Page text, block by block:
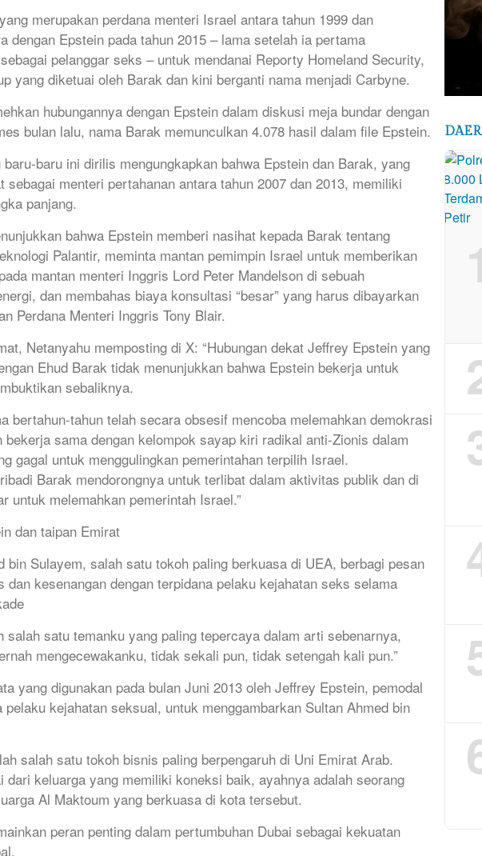
merupakan perdana menteri Israel antara tahun 1999 dan
dengan Epstein pada tahun 2015 – lama setelah ia pertama
pelanggar seks – untuk mendanai Reporty Homeland Security,
yang diketuai oleh Barak dan kini berganti nama menjadi Carbyne.
hubungannya dengan Epstein dalam diskusi meja bundar dengan
bulan lalu, nama Barak memunculkan 4.078 hasil dalam file Epstein.
baru ini dirilis mengungkapkan bahwa Epstein dan Barak, yang
sebagai menteri pertahanan antara tahun 2007 dan 2013, memiliki
panjang.
bahwa Epstein memberi nasihat kepada Barak tentang
Palantir, meminta mantan pemimpin Israel untuk memberikan
mantan menteri Inggris Lord Peter Mandelson di sebuah
dan membahas biaya konsultasi “besar” yang harus dibayarkan
Perdana Menteri Inggris Tony Blair.
Netanyahu memposting di X: “Hubungan dekat Jeffrey Epstein yang
Ehud Barak tidak menunjukkan bahwa Epstein bekerja untuk
sebaliknya.
bertahun-tahun telah secara obsesif mencoba melemahkan demokrasi
bekerja sama dengan kelompok sayap kiri radikal anti-Zionis dalam
gagal untuk menggulingkan pemerintahan terpilih Israel.
Barak mendorongnya untuk terlibat dalam aktivitas publik dan di
untuk melemahkan pemerintah Israel.”
dan taipan Emirat
bin Sulayem, salah satu tokoh paling berkuasa di UEA, berbagi pesan
dan kesenangan dengan terpidana pelaku kejahatan seks selama
salah satu temanku yang paling tepercaya dalam arti sebenarnya,
mengecewakanku, tidak sekali pun, tidak setengah kali pun.”
yang digunakan pada bulan Juni 2013 oleh Jeffrey Epstein, pemodal
pelaku kejahatan seksual, untuk menggambarkan Sultan Ahmed bin
salah satu tokoh bisnis paling berpengaruh di Uni Emirat Arab.
dari keluarga yang memiliki koneksi baik, ayahnya adalah seorang
Al Maktoum yang berkuasa di kota tersebut.
peran penting dalam pertumbuhan Dubai sebagai kekuatan